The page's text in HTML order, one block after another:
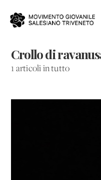
Crollo di
1 articoli in tutto